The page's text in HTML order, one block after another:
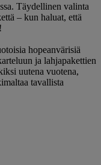
Täydellinen valinta
– kun haluat, että
hopeanvärisiä
ja lahjapakettien
uutena vuotena,
tavallista